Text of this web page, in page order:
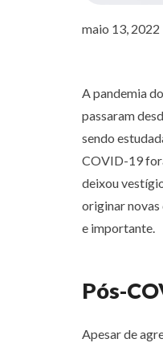
maio 13, 2022
A pandemia
passaram
sendo
COVID-19
deixou
originar novas
e importante.
Pós-
Apesar de